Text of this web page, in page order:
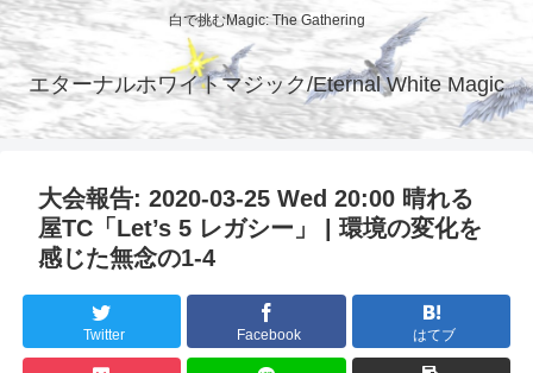
白で挑むMagic: The Gathering
エターナルホワイトマジック/Eternal White Magic
大会報告: 2020-03-25 Wed 20:00 晴れる
屋TC「Let’s 5 レガシー」 | 環境の変化を
感じた無念の1-4
Twitter Facebook はてブ